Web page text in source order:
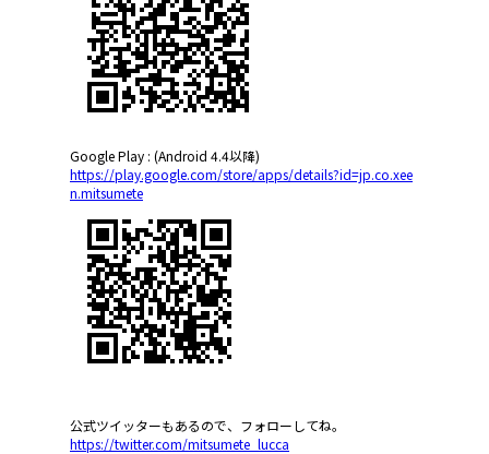
Google Play : (Android 4.4以降)
https://play.google.com/store/apps/details?id=jp.co.xee
n.mitsumete
公式ツイッターもあるので、フォローしてね。
https://twitter.com/mitsumete_lucca